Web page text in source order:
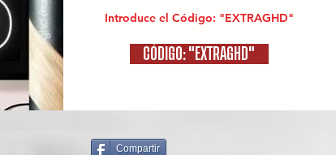
Introduce el Código: "EXTRAGHD"
CÓDIGO: "EXTRAGHD"
Compartir